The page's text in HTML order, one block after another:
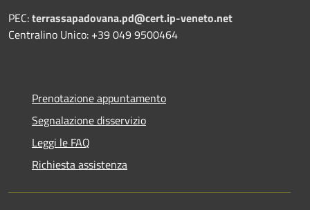
PEC:terrassapadovana.pd@cert.ip-veneto.net
Centralino Unico: +39 049 9500464
Prenotazione appuntamento
Segnalazione disservizio
Leggi le FAQ
Richiesta assistenza